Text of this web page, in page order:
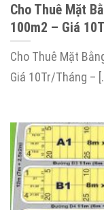
Cho Thuê Mặt
100m2 – Giá
Cho Thuê Mặt
Giá 10Tr/Tháng –